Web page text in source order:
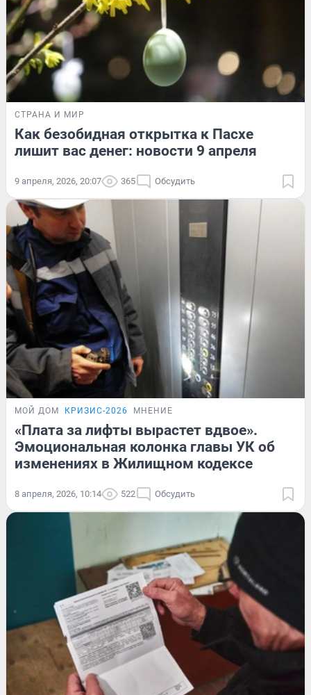
СТРАНА И МИР
Как безобидная открытка к Пасхе
лишит вас денег: новости 9 апреля
9 апреля, 2026, 20:07 365 Обсудить
МОЙ ДОМ КРИЗИС-2026 МНЕНИЕ
«Плата за лифты вырастет вдвое».
Эмоциональная колонка главы УК об
изменениях в Жилищном кодексе
8 апреля, 2026, 10:14 522 Обсудить